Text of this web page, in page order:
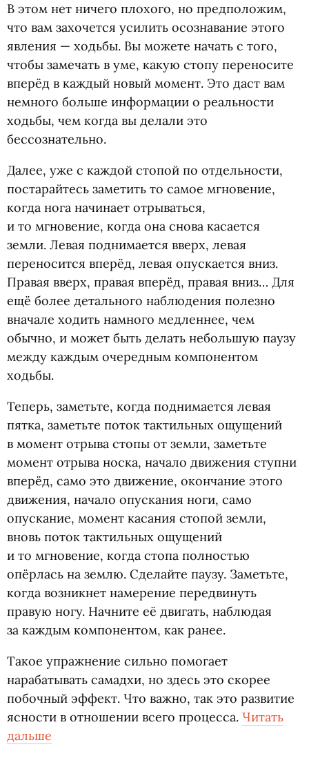
В этом нет ничего плохого, но предположим,
что вам захочется усилить осознавание этого
явления — ходьбы. Вы можете начать с того,
чтобы замечать в уме, какую стопу переносите
вперёд в каждый новый момент. Это даст вам
немного больше информации о реальности
ходьбы, чем когда вы делали это
бессознательно.
Далее, уже с каждой стопой по отдельности,
постарайтесь заметить то самое мгновение,
когда нога начинает отрываться,
и то мгновение, когда она снова касается
земли. Левая поднимается вверх, левая
переносится вперёд, левая опускается вниз.
Правая вверх, правая вперёд, правая вниз… Для
ещё более детального наблюдения полезно
вначале ходить намного медленнее, чем
обычно, и может быть делать небольшую паузу
между каждым очередным компонентом
ходьбы.
Теперь, заметьте, когда поднимается левая
пятка, заметьте поток тактильных ощущений
в момент отрыва стопы от земли, заметьте
момент отрыва носка, начало движения ступни
вперёд, само это движение, окончание этого
движения, начало опускания ноги, само
опускание, момент касания стопой земли,
вновь поток тактильных ощущений
и то мгновение, когда стопа полностью
опёрлась на землю. Сделайте паузу. Заметьте,
когда возникнет намерение передвинуть
правую ногу. Начните её двигать, наблюдая
за каждым компонентом, как ранее.
Такое упражнение сильно помогает
нарабатывать самадхи, но здесь это скорее
побочный эффект. Что важно, так это развитие
ясности в отношении всего процесса. Читать
дальше